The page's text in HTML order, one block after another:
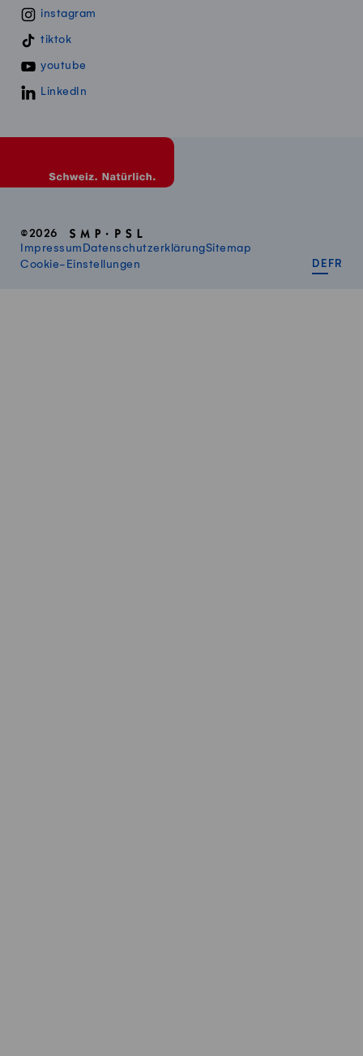
instagram
tiktok
youtube
LinkedIn
©2026
Impressum DatenschutzerklärungSitemap
Cookie-Einstellungen
DE FR